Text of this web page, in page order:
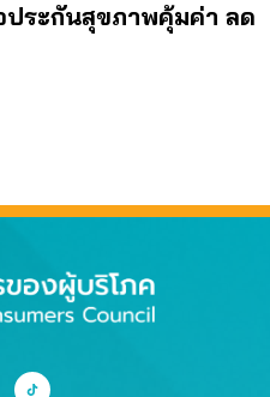
ระกันสุขภาพคุ้มค่า ลด